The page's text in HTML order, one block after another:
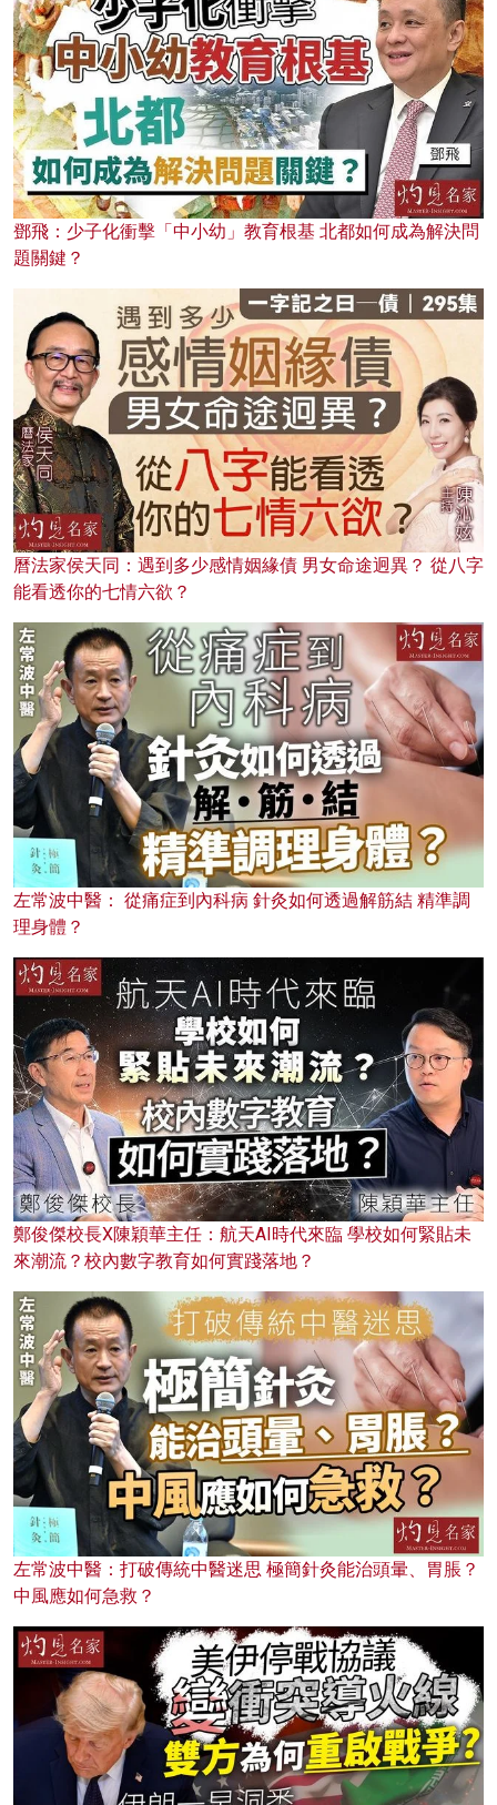
鄧飛：少子化衝擊「中小幼」教育根基 北都如何成為解決問
題關鍵？
曆法家侯天同：遇到多少感情姻緣債 男女命途迥異？ 從八字
能看透你的七情六欲？
左常波中醫： 從痛症到內科病 針灸如何透過解筋結 精準調
理身體？
鄭俊傑校長X陳穎華主任：航天AI時代來臨 學校如何緊貼未
來潮流？校內數字教育如何實踐落地？
左常波中醫：打破傳統中醫迷思 極簡針灸能治頭暈、胃脹？
中風應如何急救？